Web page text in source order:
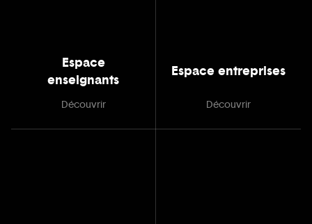
Espace
enseignants
Découvrir
Espace entreprises
Découvrir